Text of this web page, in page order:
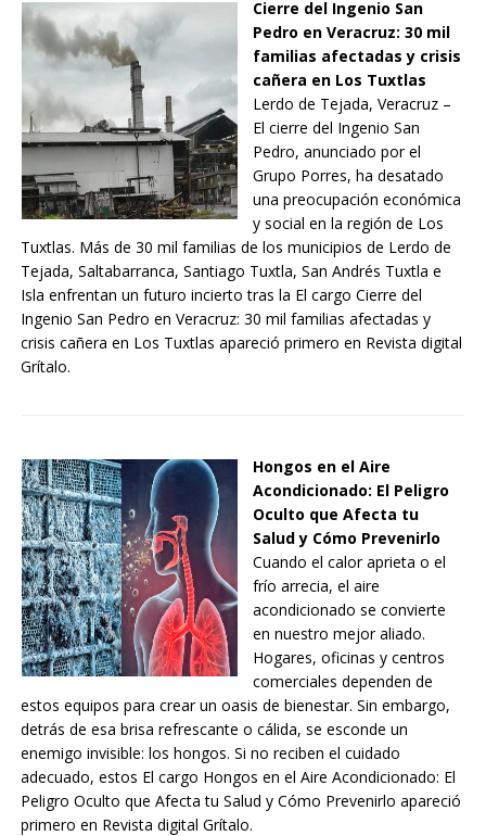
Cierre del Ingenio San
Pedro en Veracruz: 30 mil
familias afectadas y crisis
cañera en Los Tuxtlas
Lerdo de Tejada, Veracruz –
El cierre del Ingenio San
Pedro, anunciado por el
Grupo Porres, ha desatado
una preocupación económica
y social en la región de Los
Tuxtlas. Más de 30 mil familias de los municipios de Lerdo de
Tejada, Saltabarranca, Santiago Tuxtla, San Andrés Tuxtla e
Isla enfrentan un futuro incierto tras la El cargo Cierre del
Ingenio San Pedro en Veracruz: 30 mil familias afectadas y
crisis cañera en Los Tuxtlas apareció primero en Revista digital
Grítalo.
Hongos en el Aire
Acondicionado: El Peligro
Oculto que Afecta tu
Salud y Cómo Prevenirlo
Cuando el calor aprieta o el
frío arrecia, el aire
acondicionado se convierte
en nuestro mejor aliado.
Hogares, oficinas y centros
comerciales dependen de
estos equipos para crear un oasis de bienestar. Sin embargo,
detrás de esa brisa refrescante o cálida, se esconde un
enemigo invisible: los hongos. Si no reciben el cuidado
adecuado, estos El cargo Hongos en el Aire Acondicionado: El
Peligro Oculto que Afecta tu Salud y Cómo Prevenirlo apareció
primero en Revista digital Grítalo.